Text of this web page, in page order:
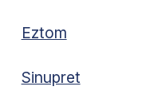
Eztom
Sinupret